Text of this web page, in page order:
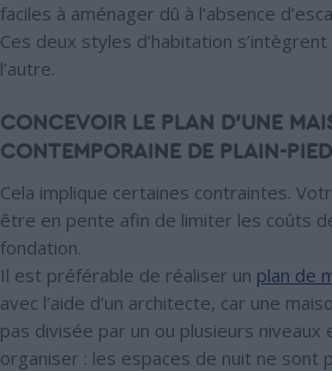
faciles à aménager dû à l’absence
Ces deux styles d’habitation s’intègrent
l’autre.
CONCEVOIR LE PLAN D’UNE
CONTEMPORAINE DE PLAIN-PIED
Cela implique certaines contraintes.
être en pente afin de limiter les coûts
fondation.
Il est préférable de réaliser un plan de
avec l’aide d’un architecte, car une
pas divisée par un ou plusieurs niveaux
organiser : les espaces de nuit ne sont